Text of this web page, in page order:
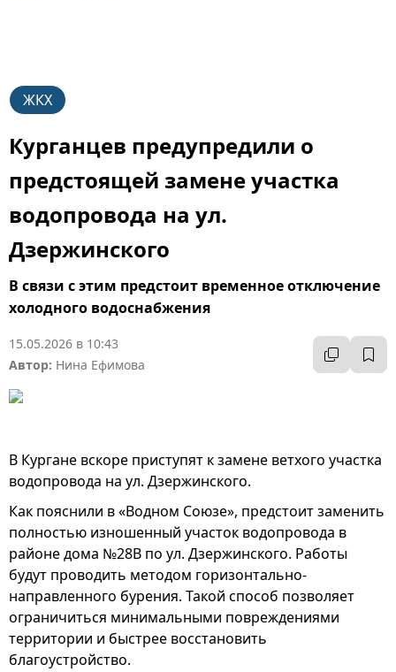
ЖКХ
Курганцев предупредили о
предстоящей замене участка
водопровода на ул.
Дзержинского
В связи с этим предстоит временное отключение
холодного водоснабжения
15.05.2026 в 10:43
Автор: Нина Ефимова
В Кургане вскоре приступят к замене ветхого участка
водопровода на ул. Дзержинского.
Как пояснили в «Водном Союзе», предстоит заменить
полностью изношенный участок водопровода в
районе дома №28В по ул. Дзержинского. Работы
будут проводить методом горизонтально-
направленного бурения. Такой способ позволяет
ограничиться минимальными повреждениями
территории и быстрее восстановить
благоустройство.